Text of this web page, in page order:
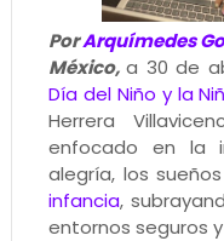
PorArquímedes
México,a 30 de
Día del Niño y la
Herrera
enfocado en la
alegría, los
infancia,
entornos seguros